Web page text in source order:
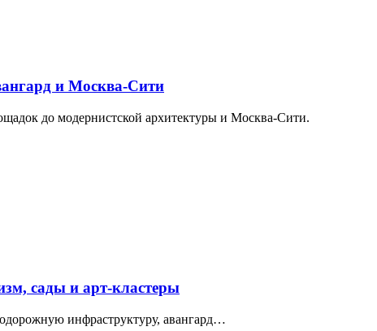
и Москва-Сити
до модернистской архитектуры и Москва-Сити.
сады и арт-кластеры
инфраструктуру, авангард…